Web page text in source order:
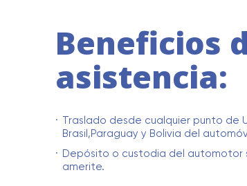
Beneficios
asistencia:
Traslado desde cualquier punto de
Brasil,Paraguay y Bolivia del
Depósito o custodia del automotor
amerite.